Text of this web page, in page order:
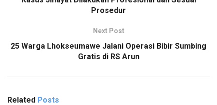
Prosedur
Next Post
25 Warga Lhokseumawe Jalani Operasi Bibir Sumbing
Gratis di RS Arun
Related Posts